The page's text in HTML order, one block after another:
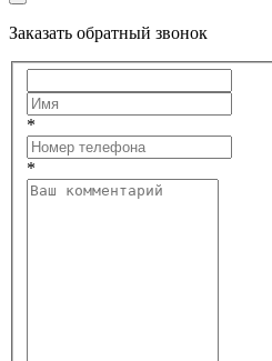
Заказать обратный звонок
*
*